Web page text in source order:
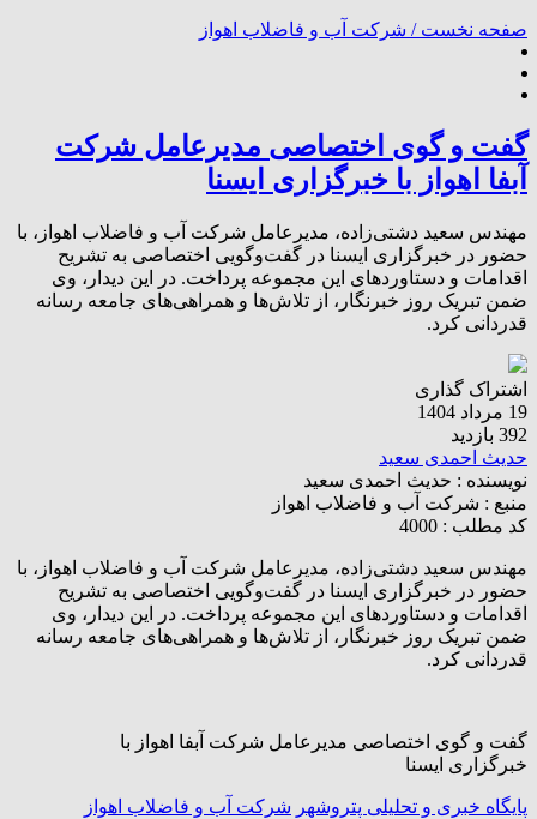
صفحه نخست / شرکت آب و فاضلاب اهواز
گفت و گوی اختصاصی مدیرعامل شرکت
آبفا اهواز با خبرگزاری ایسنا
مهندس سعید دشتی‌زاده، مدیرعامل شرکت آب و فاضلاب اهواز، با
حضور در خبرگزاری ایسنا در گفت‌وگویی اختصاصی به تشریح
اقدامات و دستاوردهای این مجموعه پرداخت. در این دیدار، وی
ضمن تبریک روز خبرنگار، از تلاش‌ها و همراهی‌های جامعه رسانه
قدردانی کرد.
اشتراک گذاری
19 مرداد 1404
392 بازدید
حدیث احمدی سعید
نویسنده : حدیث احمدی سعید
منبع : شرکت آب و فاضلاب اهواز
کد مطلب : 4000
مهندس سعید دشتی‌زاده، مدیرعامل شرکت آب و فاضلاب اهواز، با
حضور در خبرگزاری ایسنا در گفت‌وگویی اختصاصی به تشریح
اقدامات و دستاوردهای این مجموعه پرداخت. در این دیدار، وی
ضمن تبریک روز خبرنگار، از تلاش‌ها و همراهی‌های جامعه رسانه
قدردانی کرد.
گفت و گوی اختصاصی مدیرعامل شرکت آبفا اهواز با
خبرگزاری ایسنا
پایگاه خبری و تحلیلی پتروشهر شرکت آب و فاضلاب اهواز